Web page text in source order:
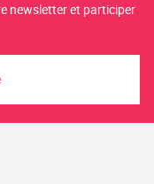
newsletter et participer